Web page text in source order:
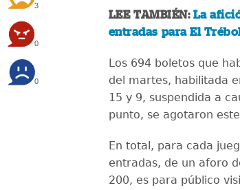
3
0
0
LEE TAMBIÉN: La
entradas para El
Los 694 boletos que
del martes, habilitada
15 y 9, suspendida a
punto, se agotaron
En total, para cada
entradas, de un aforo
200, es para público